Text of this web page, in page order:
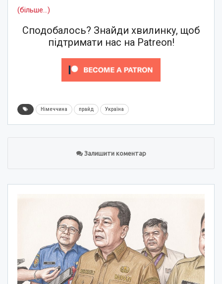
(більше…)
Сподобалось? Знайди хвилинку, щоб
підтримати нас на Patreon!
Німеччина прайд Україна
Залишити коментар